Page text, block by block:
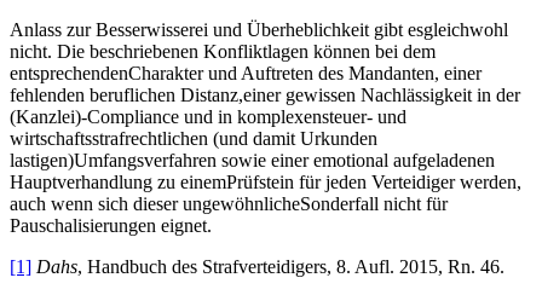
Anlass zur Besserwisserei und Überheblichkeit gibt esgleichwohl
nicht. Die beschriebenen Konfliktlagen können bei dem
entsprechendenCharakter und Auftreten des Mandanten, einer
fehlenden beruflichen Distanz,einer gewissen Nachlässigkeit in der
(Kanzlei)-Compliance und in komplexensteuer- und
wirtschaftsstrafrechtlichen (und damit Urkunden
lastigen)Umfangsverfahren sowie einer emotional aufgeladenen
Hauptverhandlung zu einemPrüfstein für jeden Verteidiger werden,
auch wenn sich dieser ungewöhnlicheSonderfall nicht für
Pauschalisierungen eignet.
[1] Dahs, Handbuch des Strafverteidigers, 8. Aufl. 2015, Rn. 46.